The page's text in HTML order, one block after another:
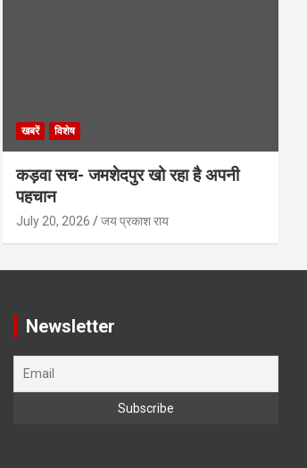
खबरें विशेष
कड़वा सच- जमशेदपुर खो रहा है अपनी
पहचान
July 20, 2026 जय प्रकाश राय
Newsletter